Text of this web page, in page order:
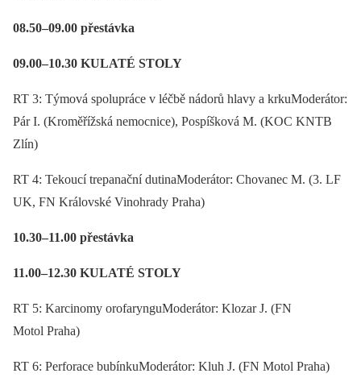
08.50–09.00 přestávka
09.00–10.30 KULATÉ STOLY
RT 3: Týmová spolupráce v léčbě nádorů hlavy a krkuModerátor:
Pár I. (Kroměřížská nemocnice), Pospíšková M. (KOC KNTB
Zlín)
RT 4: Tekoucí trepanační dutinaModerátor: Chovanec M. (3. LF
UK, FN Královské Vinohrady Praha)
10.30–11.00 přestávka
11.00–12.30 KULATÉ STOLY
RT 5: Karcinomy orofarynguModerátor: Klozar J. (FN
Motol Praha)
RT 6: Perforace bubínkuModerátor: Kluh J. (FN Motol Praha)